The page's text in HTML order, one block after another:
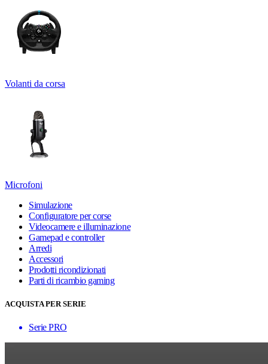
Volanti da corsa
Microfoni
Simulazione
Configuratore per corse
Videocamere e illuminazione
Gamepad e controller
Arredi
Accessori
Prodotti ricondizionati
Parti di ricambio gaming
ACQUISTA PER SERIE
Serie PRO